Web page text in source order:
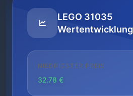
LEGO 31035
Wertentwicklung
NIEDRIGSTER PREIS
32.78 €